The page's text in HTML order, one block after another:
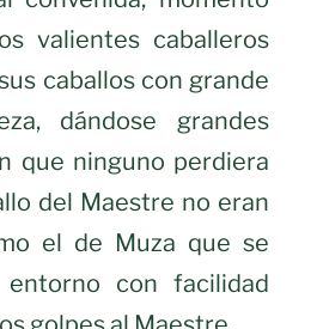
valientes caballeros
caballos con grande
dándose grandes
que ninguno perdiera
del Maestre no eran
el de Muza que se
con facilidad